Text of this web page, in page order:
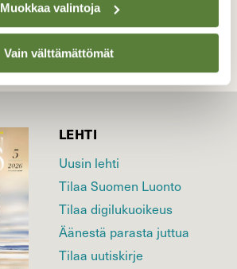
Muokkaa valintoja
Vain välttämättömät
LEHTI
Uusin lehti
Tilaa Suomen Luonto
Tilaa digilukuoikeus
Äänestä parasta juttua
Tilaa uutiskirje